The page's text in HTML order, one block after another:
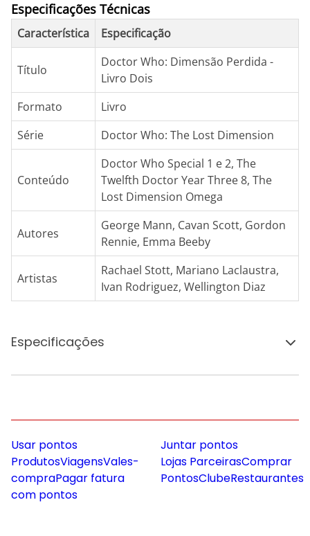
Especificações Técnicas
Característica Especificação
Título
Doctor Who: Dimensão Perdida -
Livro Dois
Formato
Livro
Série
Doctor Who: The Lost Dimension
Conteúdo
Doctor Who Special 1 e 2, The
Twelfth Doctor Year Three 8, The
Lost Dimension Omega
Autores
George Mann, Cavan Scott, Gordon
Rennie, Emma Beeby
Artistas
Rachael Stott, Mariano Laclaustra,
Ivan Rodriguez, Wellington Diaz
Especificações
Usar pontos
ProdutosViagensVales-
compraPagar fatura
com pontos
Juntar pontos
Lojas ParceirasComprar
PontosClubeRestaurantes